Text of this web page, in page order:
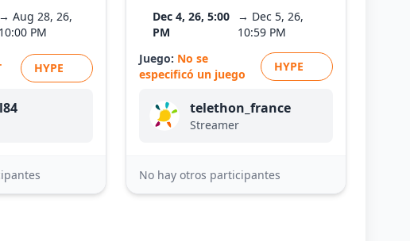
→ Aug 28, 26,
10:00 PM
HYPE
Dec 4, 26, 5:00
PM
→ Dec 5, 26,
10:59 PM
Juego: No se
especificó un juego
HYPE
telethon_france
Streamer
No hay otros participantes